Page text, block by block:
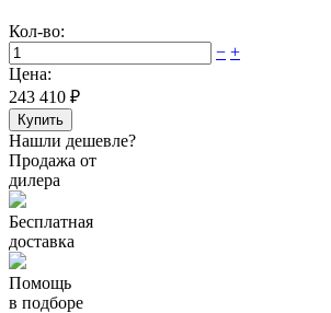
Кол-во:
− +
Цена:
243 410 ₽
Купить
Нашли дешевле?
Продажа от
дилера
Бесплатная
доставка
Помощь
в подборе